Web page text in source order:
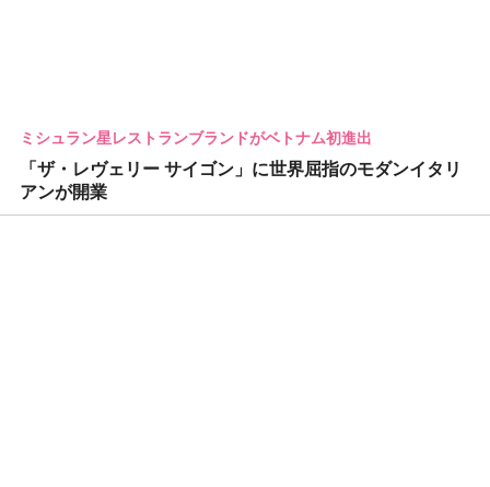
ミシュラン星レストランブランドがベトナム初進出
「ザ・レヴェリー サイゴン」に世界屈指のモダンイタリ
アンが開業